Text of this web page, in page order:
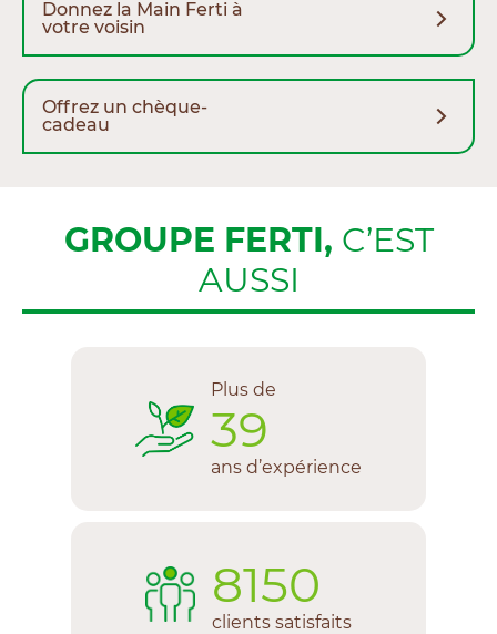
Donnez la Main Ferti à
votre voisin
Offrez un chèque-
cadeau
GROUPE FERTI, C’EST
AUSSI
Plus de
39
ans d’expérience
8150
clients satisfaits